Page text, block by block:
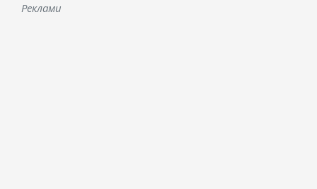
Реклами